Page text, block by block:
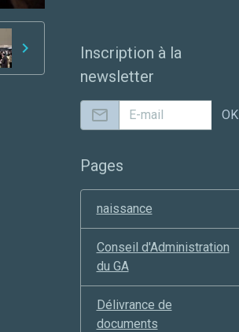
Inscription à la
newsletter
OK
Pages
naissance
Conseil d'Administration
du GA
Délivrance de
documents